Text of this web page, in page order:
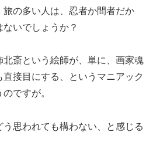
の多い人は、忍者か間者だか
いでしょうか？
斎という絵師が、単に、画家魂
接目にする、というマニアック
ですが。
思われても構わない、と感じる